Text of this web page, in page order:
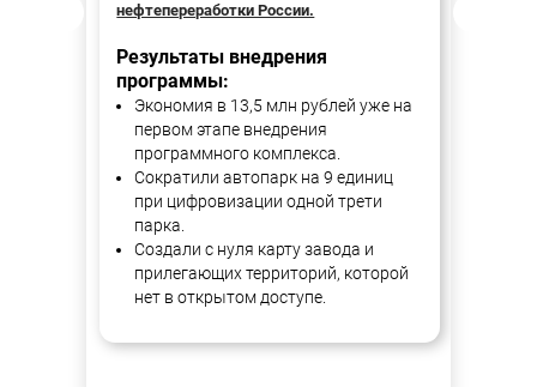
нефтепереработки России.
Результаты внедрения
программы:
Экономия в 13,5 млн рублей уже на
первом этапе внедрения
программного комплекса.
Сократили автопарк на 9 единиц
при цифровизации одной трети
парка.
Создали с нуля карту завода и
прилегающих территорий, которой
нет в открытом доступе.